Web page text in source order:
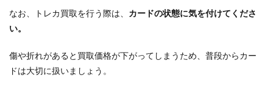
なお、トレカ買取を行う際は、 カードの状態に気を付けてくださ
い。
傷や折れがあると買取価格が下がってしまうため、普段からカー
ドは大切に扱いましょう。